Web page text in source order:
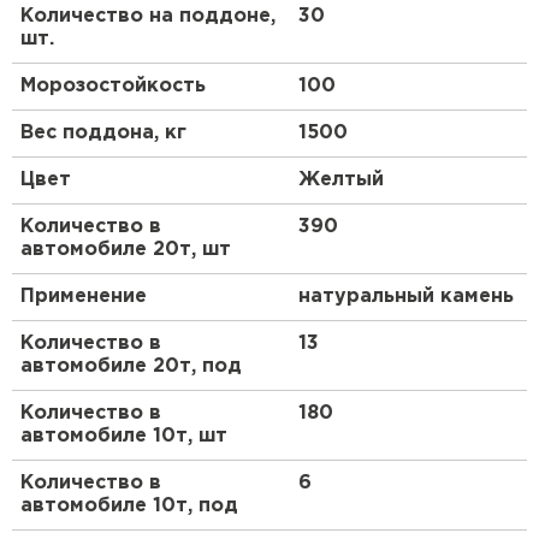
Преимущества
Одним из ключевых плюсов является повышенная
прочность благодаря армирующим волокнам,
которые предотвращают растрескивание и
деформацию швов со временем. Это особенно
важно в регионах с переменным климатом, где
материалы подвергаются циклам замораживания
и оттаивания.
Экономия времени и ресурсов
Готовая к применению формула позволяет быстро
замешивать раствор, минимизируя отходы и
упрощая процесс кладки. Нет необходимости в
дополнительных добавках, что снижает общие
затраты на строительство.
Эстетическая привлекательность
Яркий желтый цвет швов добавляет
Количество на поддоне,
шт.
30
Морозостойкость 100
Вес поддона, кг 1500
Цвет Желтый
Количество в
автомобиле 20т, шт
390
Применение натуральный камень
Количество в
автомобиле 20т, под
13
Количество в
автомобиле 10т, шт
180
Количество в
автомобиле 10т, под
6